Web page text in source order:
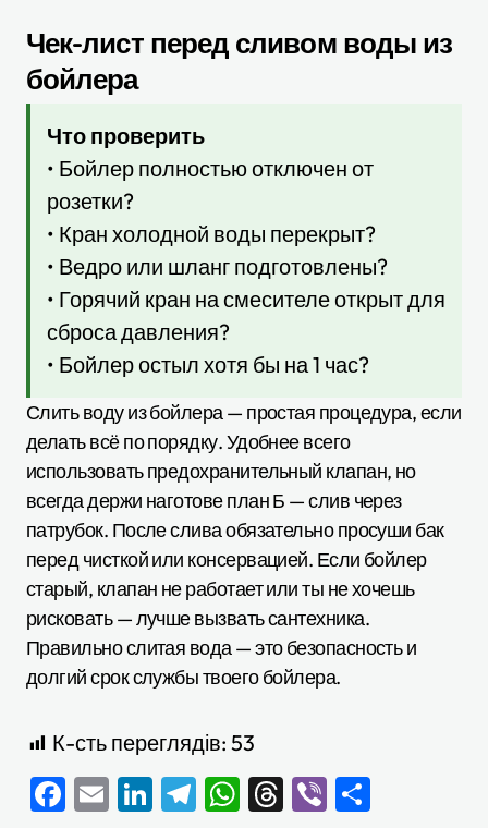
Чек-лист перед сливом воды из
бойлера
Что проверить
• Бойлер полностью отключен от
розетки?
• Кран холодной воды перекрыт?
• Ведро или шланг подготовлены?
• Горячий кран на смесителе открыт для
сброса давления?
• Бойлер остыл хотя бы на 1 час?
Слить воду из бойлера — простая процедура, если
делать всё по порядку. Удобнее всего
использовать предохранительный клапан, но
всегда держи наготове план Б — слив через
патрубок. После слива обязательно просуши бак
перед чисткой или консервацией. Если бойлер
старый, клапан не работает или ты не хочешь
рисковать — лучше вызвать сантехника.
Правильно слитая вода — это безопасность и
долгий срок службы твоего бойлера.
К-сть переглядів: 53
Facebook
EmailLinkedIn
Telegram
WhatsApp
Threads
Viber